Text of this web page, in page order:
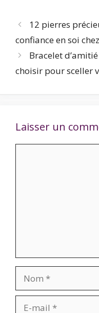
12 pierres
confiance en soi
Bracelet
choisir pour sceller
Laisser un